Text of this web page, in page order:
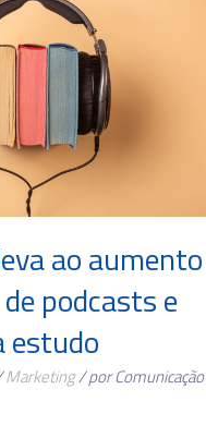
ao aumento
podcasts e
estudo
Marketing/ por Comunicação